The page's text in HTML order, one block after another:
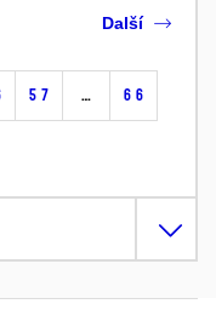
57 … 66
Další